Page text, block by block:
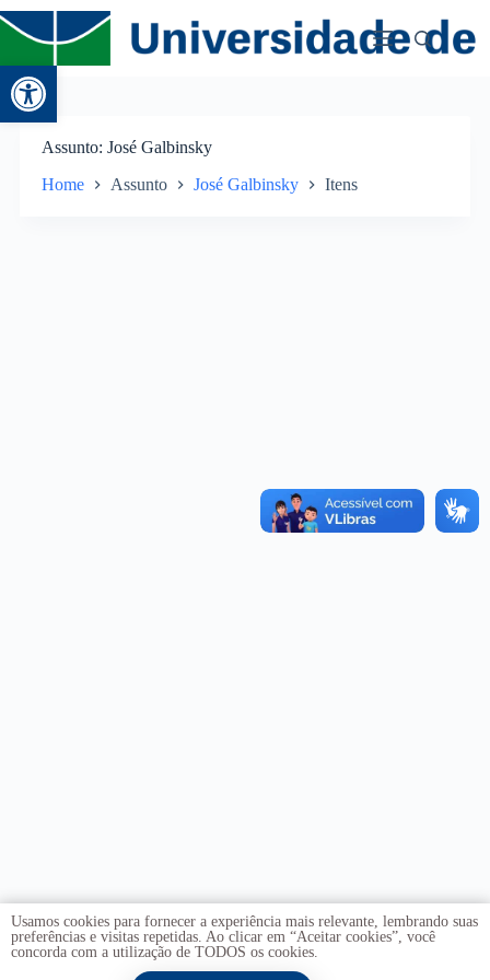
Abrir a barra de ferramentas
Assunto José Galbinsky
Home Assunto José Galbinsky Itens
Usamos cookies para fornecer a experiência mais relevante, lembrando suas
preferências e visitas repetidas. Ao clicar em “Aceitar cookies”, você
concorda com a utilização de TODOS os cookies.